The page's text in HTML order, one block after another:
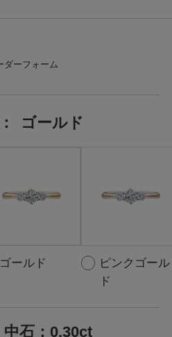
： ゴールド
ゴールド
ピンクゴール
ド
中石：0.30ct